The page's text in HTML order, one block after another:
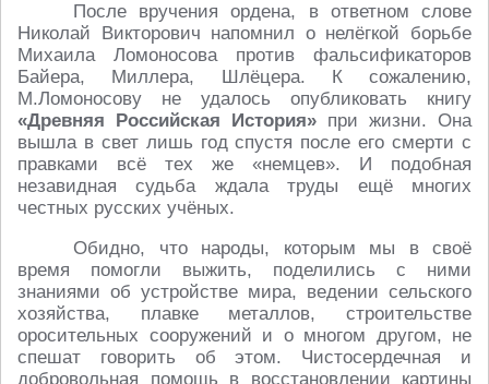
После вручения ордена, в ответном слове
Николай Викторович напомнил о нелёгкой борьбе
Михаила Ломоносова против фальсификаторов
Байера, Миллера, Шлёцера. К сожалению,
М.Ломоносову не удалось опубликовать книгу
«Древняя Российская История» при жизни. Она
вышла в свет лишь год спустя после его смерти с
правками всё тех же «немцев». И подобная
незавидная судьба ждала труды ещё многих
честных русских учёных.
Обидно, что народы, которым мы в своё
время помогли выжить, поделились с ними
знаниями об устройстве мира, ведении сельского
хозяйства, плавке металлов, строительстве
оросительных сооружений и о многом другом, не
спешат говорить об этом. Чистосердечная и
добровольная помощь в восстановлении картины